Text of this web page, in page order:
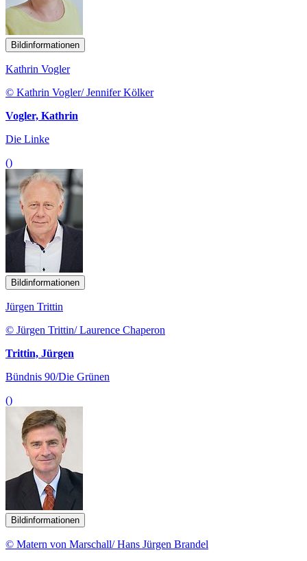
Bildinformationen
Kathrin Vogler
© Kathrin Vogler/ Jennifer Kölker
Vogler, Kathrin
Die Linke
()
Bildinformationen
Jürgen Trittin
© Jürgen Trittin/ Laurence Chaperon
Trittin, Jürgen
Bündnis 90/Die Grünen
()
Bildinformationen
© Matern von Marschall/ Hans Jürgen Brandel